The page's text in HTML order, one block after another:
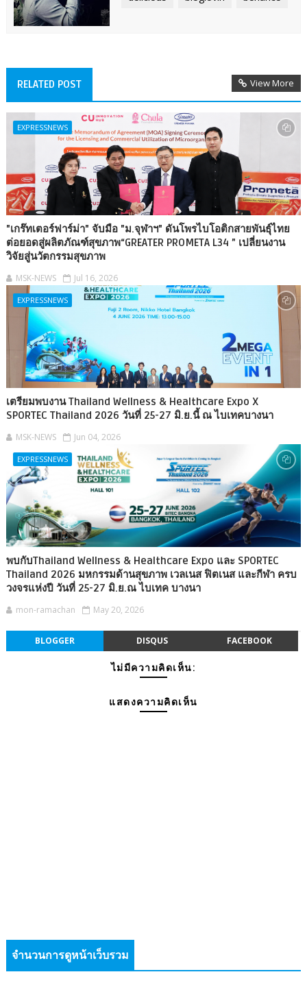
RELATED POST View More
EXPRESSNEWS
"เกร๊ทเตอร์ฟาร์ม่า" จับมือ "ม.จุฬาฯ" ดันโพรไบโอติกสายพันธุ์ไทย
ต่อยอดสู่ผลิตภัณฑ์สุขภาพ“GREATER PROMETA L34 ” เปลี่ยนงาน
วิจัยสู่นวัตกรรมสุขภาพ
MSK-NEWS Jul 16, 2026
EXPRESSNEWS
เตรียมพบงาน Thailand Wellness & Healthcare Expo X
SPORTEC Thailand 2026 วันที่ 25-27 มิ.ย.นี้ ณ ไบเทคบางนา
MSK-NEWS Jun 04, 2026
EXPRESSNEWS
พบกับThailand Wellness & Healthcare Expo และ SPORTEC
Thailand 2026 มหกรรมด้านสุขภาพ เวลเนส ฟิตเนส และกีฬา ครบ
วงจรแห่งปี วันที่ 25-27 มิ.ย.ณ ไบเทค บางนา
mon-ramachan May 20, 2026
BLOGGER DISQUS FACEBOOK
ไม่มีความคิดเห็น:
แสดงความคิดเห็น
จำนวนการดูหน้าเว็บรวม